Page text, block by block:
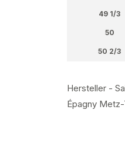
49 1/3
50
50 2/3
Hersteller -
Épagny